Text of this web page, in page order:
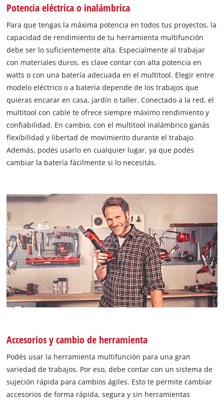
Potencia eléctrica o inalámbrica
Para que tengas la máxima potencia en todos tus proyectos, la
capacidad de rendimiento de tu herramienta multifunción
debe ser lo suficientemente alta. Especialmente al trabajar
con materiales duros, es clave contar con alta potencia en
watts o con una batería adecuada en el multitool. Elegir entre
modelo eléctrico o a batería depende de los trabajos que
quieras encarar en casa, jardín o taller. Conectado a la red, el
multitool con cable te ofrece siempre máximo rendimiento y
confiabilidad. En cambio, con el multitool inalámbrico ganás
flexibilidad y libertad de movimiento durante el trabajo.
Además, podés usarlo en cualquier lugar, ya que podés
cambiar la batería fácilmente si lo necesitás.
Accesorios y cambio de herramienta
Podés usar la herramienta multifunción para una gran
variedad de trabajos. Por eso, debe contar con un sistema de
sujeción rápida para cambios ágiles. Esto te permite cambiar
accesorios de forma rápida, segura y sin herramientas